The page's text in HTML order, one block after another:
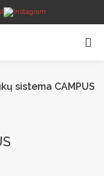
sistema CAMPUS